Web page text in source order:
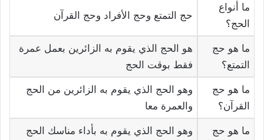
ما أنواع
الحج؟
حج التمتع وحج الأفراد وحج القرآن
ما هو حج
التمتع؟
هو الحج الذي يقوم به الزائرين بعمل عمرة
فقط بوقت الحج
ما هو حج
القرآن؟
وهو الحج الذي يقوم به الزائرين من الحج
والعمرة معا
ما هو حج
وهو الحج الذي يقوم به بأداء مناسك الحج